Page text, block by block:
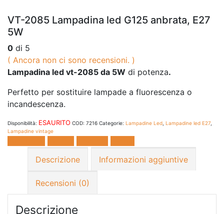
VT-2085 Lampadina led G125 anbrata, E27
5W
0 di 5
( Ancora non ci sono recensioni. )
Lampadina led vt-2085 da 5W di potenza.
Perfetto per sostituire lampade a fluorescenza o
incandescenza.
Disponibilità: ESAURITO COD: 7216 Categorie: Lampadine Led Lampadine led E27
Lampadine vintage
Descrizione
Informazioni aggiuntive
Recensioni (0)
Descrizione